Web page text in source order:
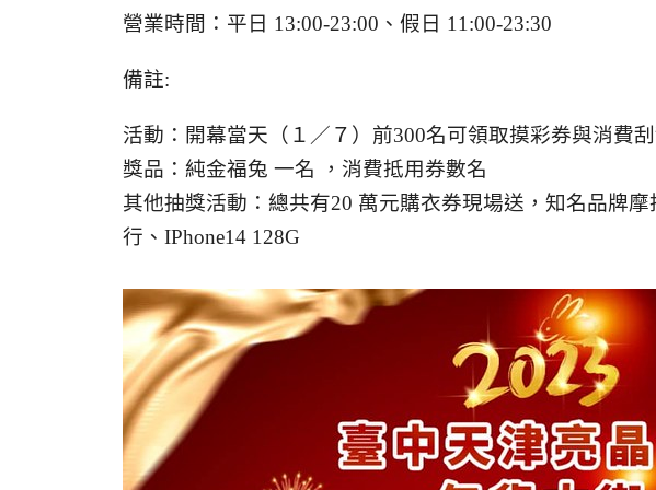
營業時間：平日 13:00-23:00、假日 11:00-23:30
備註:
活動：開幕當天（１／７）前300名可領取摸彩券與消費
獎品：純金福兔 一名 ，消費抵用券數名
其他抽獎活動：總共有20 萬元購衣券現場送，知名品牌摩
行、IPhone14 128G